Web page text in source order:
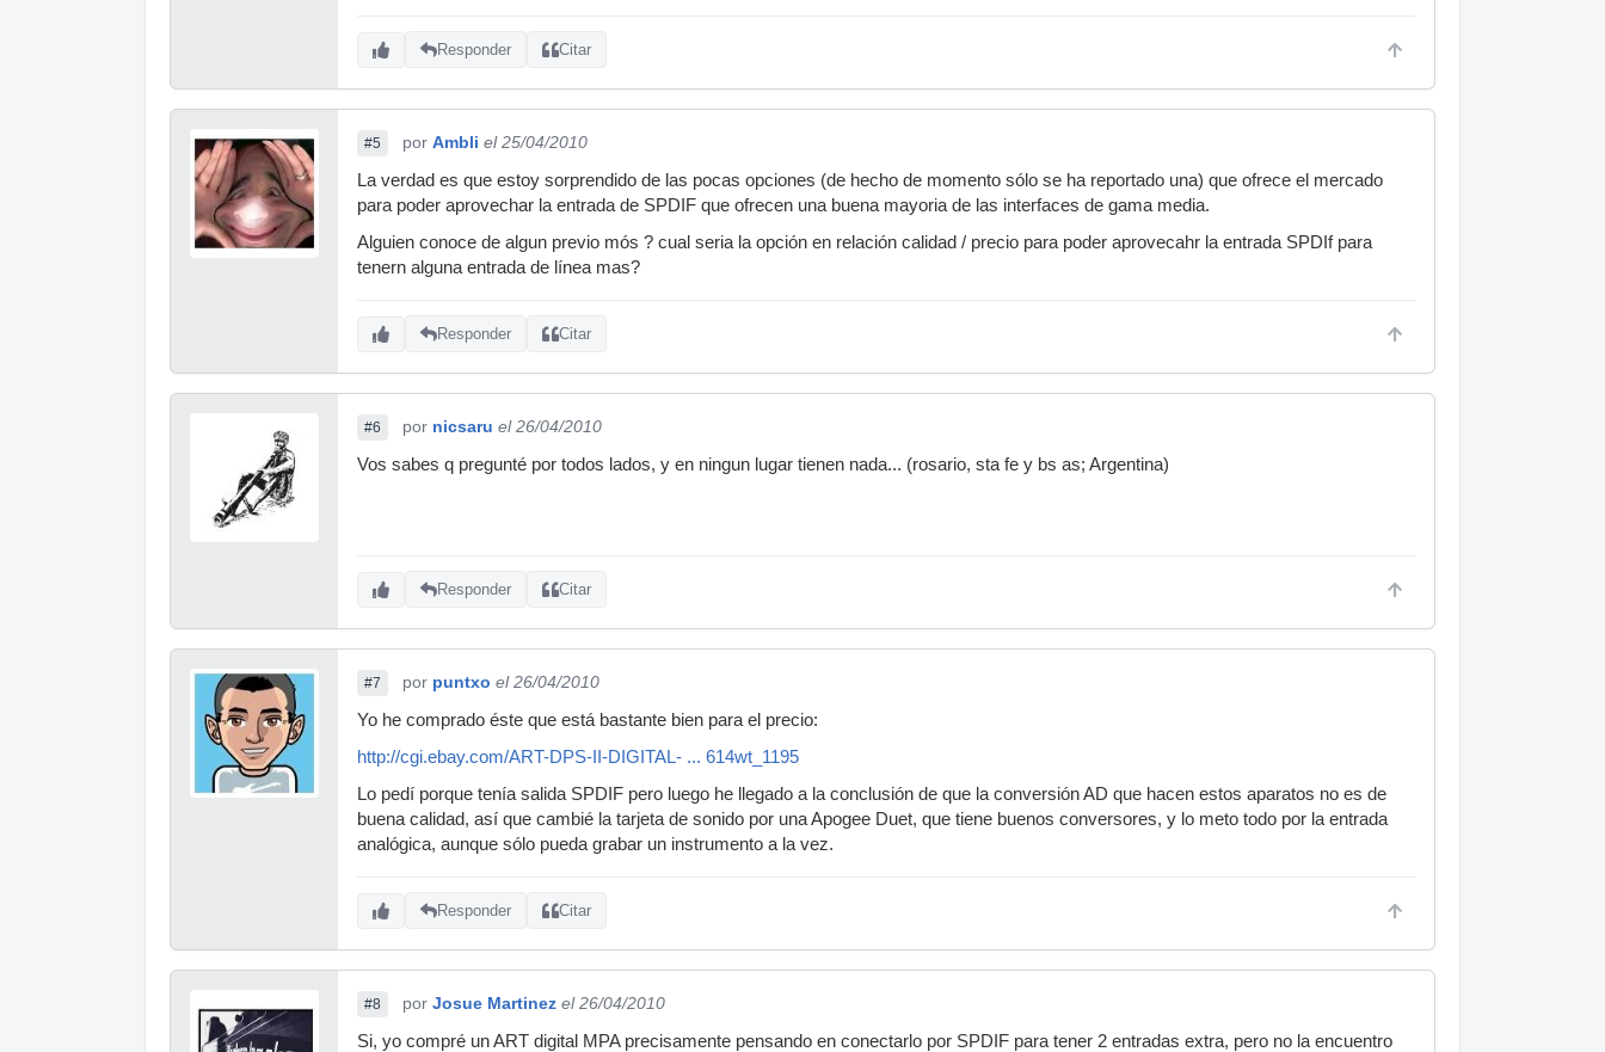
Responder Citar
#5 por Ambli el 25/04/2010
La verdad es que estoy sorprendido de las pocas opciones (de hecho de momento sólo se ha reportado una) que ofrece el mercado
para poder aprovechar la entrada de SPDIF que ofrecen una buena mayoria de las interfaces de gama media.
Alguien conoce de algun previo mós ? cual seria la opción en relación calidad / precio para poder aprovecahr la entrada SPDIf para
tenern alguna entrada de línea mas?
Responder Citar
#6 por nicsaru el 26/04/2010
Vos sabes q pregunté por todos lados, y en ningun lugar tienen nada... (rosario, sta fe y bs as; Argentina)
Responder Citar
#7 por puntxo el 26/04/2010
Yo he comprado éste que está bastante bien para el precio:
http://cgi.ebay.com/ART-DPS-II-DIGITAL- ... 614wt_1195
Lo pedí porque tenía salida SPDIF pero luego he llegado a la conclusión de que la conversión AD que hacen estos aparatos no es de
buena calidad, así que cambié la tarjeta de sonido por una Apogee Duet, que tiene buenos conversores, y lo meto todo por la entrada
analógica, aunque sólo pueda grabar un instrumento a la vez.
Responder Citar
#8 por Josue Martinez el 26/04/2010
Si, yo compré un ART digital MPA precisamente pensando en conectarlo por SPDIF para tener 2 entradas extra, pero no la encuentro